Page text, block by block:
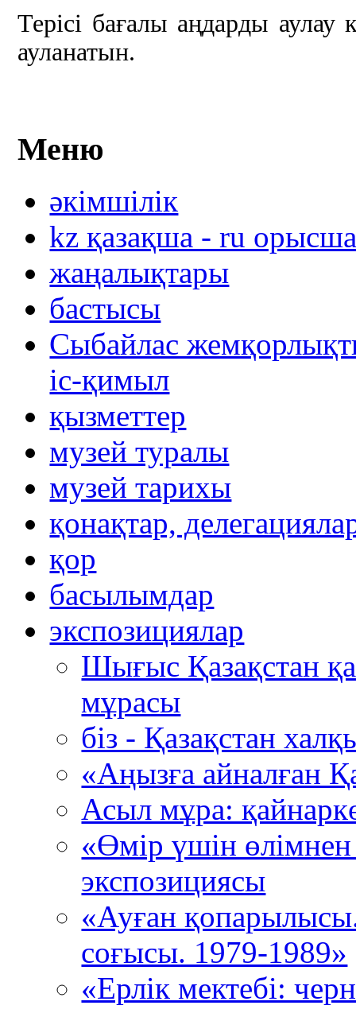
Терісі бағалы аңдарды
ауланатын.
Меню
әкімшілік
kz қазақша - ru
жаңалықтары
бастысы
Сыбайлас
іс-қимыл
қызметтер
музей туралы
музей тарихы
қонақтар,
қор
басылымдар
экспозициялар
Шығыс Қазақстан
мұрасы
біз - Қазақстан
«Аңызға айналған
Асыл мұра:
«Өмір үшін
экспозициясы
«Ауған
соғысы. 1979-1989»
«Ерлік мектебі: